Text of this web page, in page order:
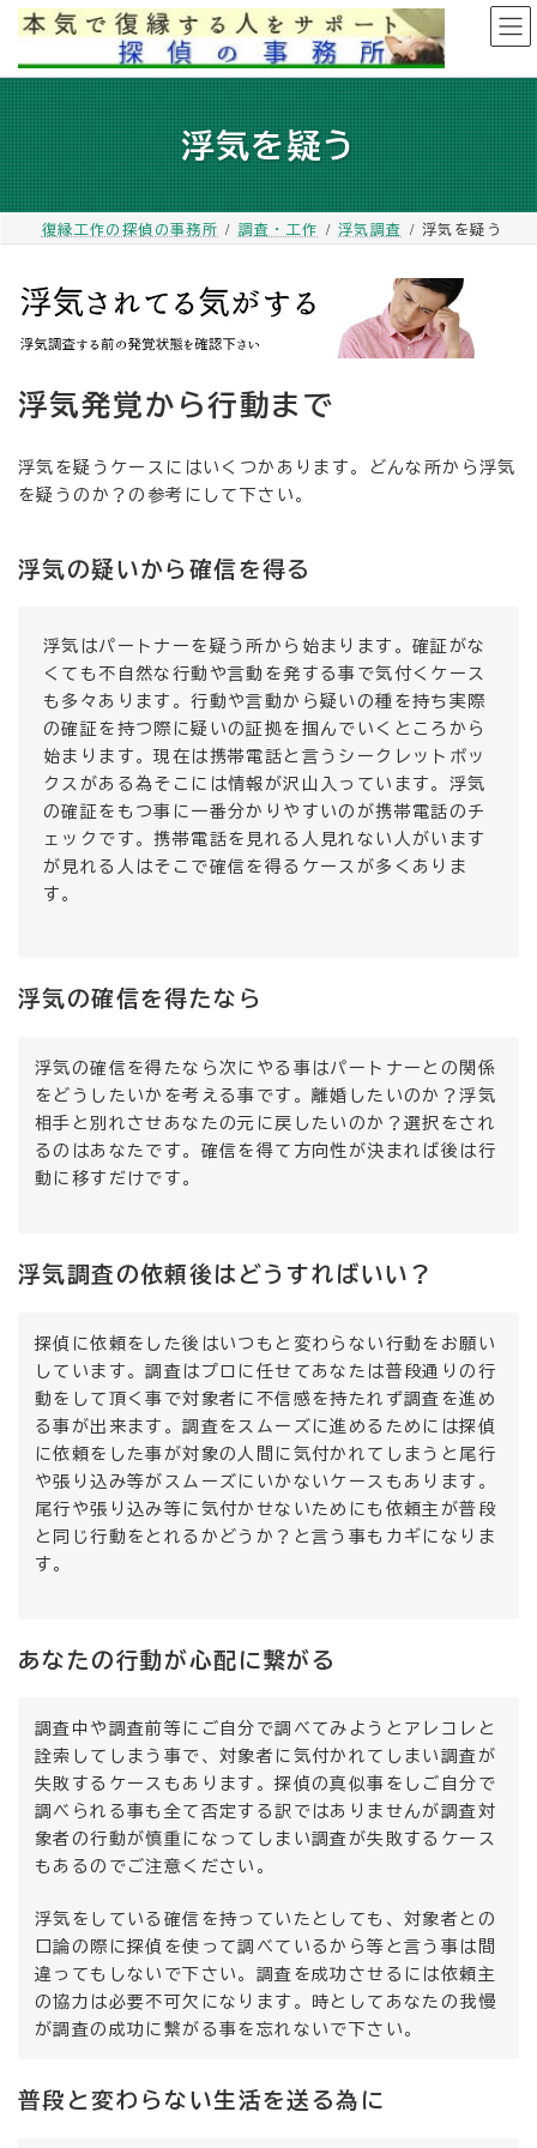
ン
ツ
へ
ス
キ
ッ
ー
シ
ョ
ン
に
移
浮気を疑う
復縁工作の探偵の事務所 調査・工作 浮気調査 浮気を疑う
浮気発覚から行動まで
浮気を疑うケースにはいくつかあります。どんな所から浮気
を疑うのか？の参考にして下さい。
浮気の疑いから確信を得る
浮気はパートナーを疑う所から始まります。確証がな
くても不自然な行動や言動を発する事で気付くケース
も多々あります。行動や言動から疑いの種を持ち実際
の確証を持つ際に疑いの証拠を掴んでいくところから
始まります。現在は携帯電話と言うシークレットボッ
クスがある為そこには情報が沢山入っています。浮気
の確証をもつ事に一番分かりやすいのが携帯電話のチ
ェックです。携帯電話を見れる人見れない人がいます
が見れる人はそこで確信を得るケースが多くありま
す。
浮気の確信を得たなら
浮気の確信を得たなら次にやる事はパートナーとの関係
をどうしたいかを考える事です。離婚したいのか？浮気
相手と別れさせあなたの元に戻したいのか？選択をされ
るのはあなたです。確信を得て方向性が決まれば後は行
動に移すだけです。
浮気調査の依頼後はどうすればいい？
探偵に依頼をした後はいつもと変わらない行動をお願い
しています。調査はプロに任せてあなたは普段通りの行
動をして頂く事で対象者に不信感を持たれず調査を進め
る事が出来ます。調査をスムーズに進めるためには探偵
に依頼をした事が対象の人間に気付かれてしまうと尾行
や張り込み等がスムーズにいかないケースもあります。
尾行や張り込み等に気付かせないためにも依頼主が普段
と同じ行動をとれるかどうか？と言う事もカギになりま
す。
あなたの行動が心配に繋がる
調査中や調査前等にご自分で調べてみようとアレコレと
詮索してしまう事で、対象者に気付かれてしまい調査が
失敗するケースもあります。探偵の真似事をしご自分で
調べられる事も全て否定する訳ではありませんが調査対
象者の行動が慎重になってしまい調査が失敗するケース
もあるのでご注意ください。
浮気をしている確信を持っていたとしても、対象者との
口論の際に探偵を使って調べているから等と言う事は間
違ってもしないで下さい。調査を成功させるには依頼主
の協力は必要不可欠になります。時としてあなたの我慢
が調査の成功に繋がる事を忘れないで下さい。
普段と変わらない生活を送る為に